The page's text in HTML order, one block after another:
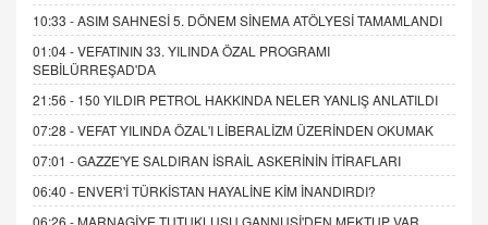
10:33 -ASIM SAHNESİ 5. DÖNEM SİNEMA ATÖLYESİ TAMAMLANDI
01:04 -VEFATININ 33. YILINDA ÖZAL PROGRAMI
SEBİLÜRREŞAD'DA
21:56 - 150 YILDIR PETROL HAKKINDA NELER YANLIŞ ANLATILDI
07:28 -VEFAT YILINDA ÖZAL'I LİBERALİZM ÜZERİNDEN OKUMAK
07:01 -GAZZE'YE SALDIRAN İSRAİL ASKERİNİN İTİRAFLARI
06:40 - ENVER'İ TÜRKİSTAN HAYALİNE KİM İNANDIRDI?
06:26 - MARNAGİYE TUTUKLUSU GANNUŞİ'DEN MEKTUP VAR